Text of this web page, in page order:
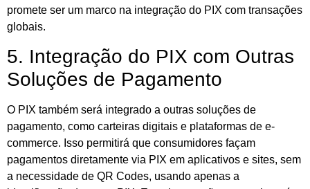
promete ser um marco na integração do PIX com transações
globais.
5. Integração do PIX com Outras
Soluções de Pagamento
O PIX também será integrado a outras soluções de
pagamento, como carteiras digitais e plataformas de e-
commerce. Isso permitirá que consumidores façam
pagamentos diretamente via PIX em aplicativos e sites, sem
a necessidade de QR Codes, usando apenas a